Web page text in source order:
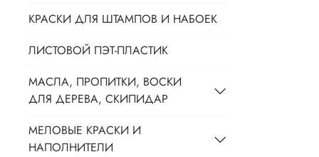
КРАСКИ ДЛЯ ШТАМПОВ И НАБОЕК
ЛИСТОВОЙ ПЭТ-ПЛАСТИК
МАСЛА, ПРОПИТКИ, ВОСКИ
ДЛЯ ДЕРЕВА, СКИПИДАР
МЕЛОВЫЕ КРАСКИ И
НАПОЛНИТЕЛИ